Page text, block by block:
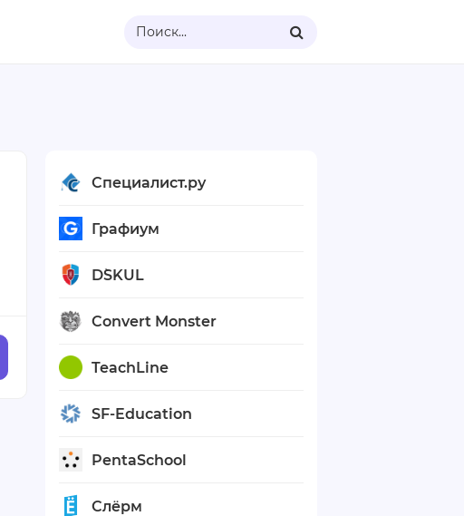
Поиск...
Специалист.ру
Графиум
D`SKUL
Convert Monster
TeachLine
SF-Education
PentaSchool
Слёрм